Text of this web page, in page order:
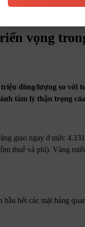
mới
vọng
đồng/lượng so với
tâm lý thận trọng
giao ngay ở mức
thuế và phí). Vàng
hết các mặt hàng